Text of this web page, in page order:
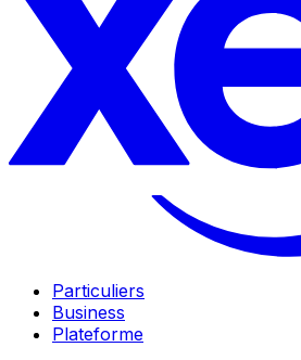
Particuliers
Business
Plateforme